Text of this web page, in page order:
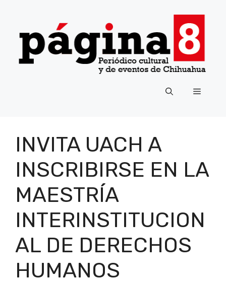
contenido
Menú
INVITA UACH A
INSCRIBIRSE EN LA
MAESTRÍA
INTERINSTITUCION
AL DE DERECHOS
HUMANOS